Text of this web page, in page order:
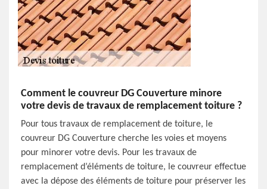
Comment le couvreur DG Couverture minore
votre devis de travaux de remplacement toiture ?
Pour tous travaux de remplacement de toiture, le
couvreur DG Couverture cherche les voies et moyens
pour minorer votre devis. Pour les travaux de
remplacement d’éléments de toiture, le couvreur effectue
avec la dépose des éléments de toiture pour préserver les